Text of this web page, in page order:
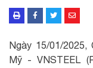
Ngày 15/01/
Mỹ - VNSTEEL